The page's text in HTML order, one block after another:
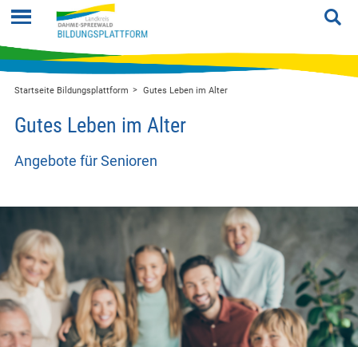
Startseite Bildungsplattform Gutes Leben im Alter
Gutes Leben im Alter
Angebote für Senioren